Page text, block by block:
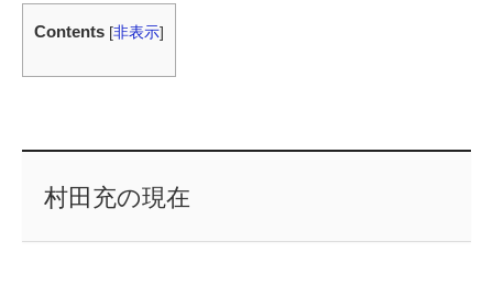
Contents [非表示]
村田充の現在